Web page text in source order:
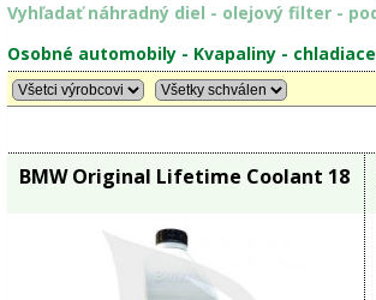
Vyhľadať náhradný diel - olejový filter -
Osobné automobily - Kvapaliny- chladiace
BMW Original Lifetime Coolant 18